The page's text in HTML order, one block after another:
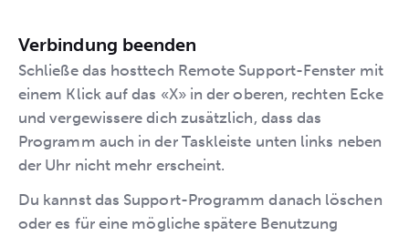
Verbindung beenden
Schließe das hosttech Remote Support-Fenster mit
einem Klick auf das «X» in der oberen, rechten Ecke
und vergewissere dich zusätzlich, dass das
Programm auch in der Taskleiste unten links neben
der Uhr nicht mehr erscheint.
Du kannst das Support-Programm danach löschen
oder es für eine mögliche spätere Benutzung